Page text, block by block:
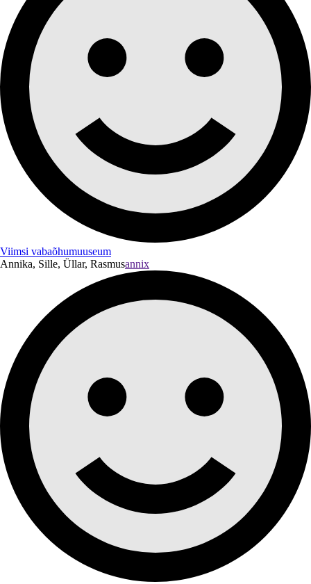
Viimsi vabaõhumuuseum
Annika, Sille, Üllar, Rasmusannix